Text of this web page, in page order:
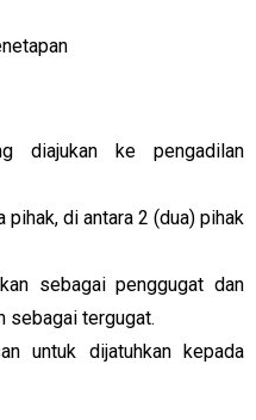
diajukan ke pengadilan
pihak, di antara 2 (dua) pihak
sebagai penggugat dan
sebagai tergugat.
untuk dijatuhkan kepada